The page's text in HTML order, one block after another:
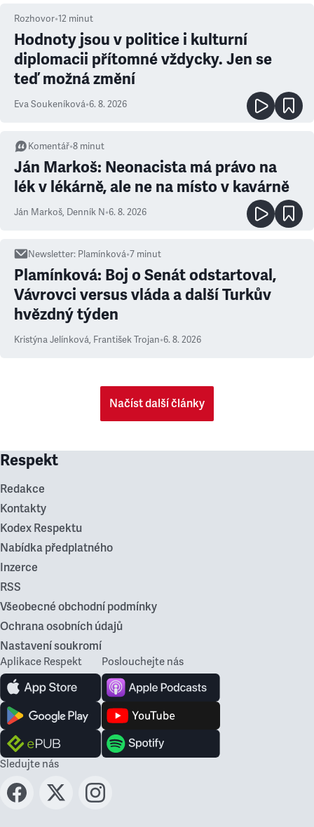
Rozhovor•12 minut
Hodnoty jsou v politice i kulturní
diplomacii přítomné vždycky. Jen se
teď možná změní
Eva Soukeníková•6. 8. 2026
Komentář•8 minut
Ján Markoš: Neonacista má právo na
lék v lékárně, ale ne na místo v kavárně
Ján Markoš, Denník N•6. 8. 2026
Newsletter: Plamínková•7 minut
Plamínková: Boj o Senát odstartoval,
Vávrovci versus vláda a další Turkův
hvězdný týden
Kristýna Jelínková, František Trojan•6. 8. 2026
Načíst další články
Respekt
Redakce
Kontakty
Kodex Respektu
Nabídka předplatného
Inzerce
RSS
Všeobecné obchodní podmínky
Ochrana osobních údajů
Nastavení soukromí
Aplikace Respekt Poslouchejte nás
Sledujte nás